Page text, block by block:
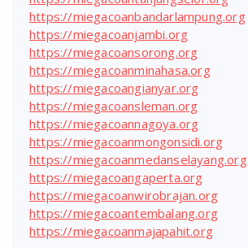
https://miegacoanbandarlampung.org
https://miegacoanjambi.org
https://miegacoansorong.org
https://miegacoanminahasa.org
https://miegacoangianyar.org
https://miegacoansleman.org
https://miegacoannagoya.org
https://miegacoanmongonsidi.org
https://miegacoanmedanselayang.org
https://miegacoangaperta.org
https://miegacoanwirobrajan.org
https://miegacoantembalang.org
https://miegacoanmajapahit.org